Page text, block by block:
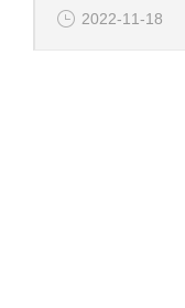
2022-11-18